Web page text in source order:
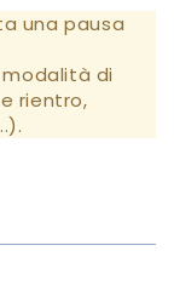
una pausa
di
rientro,